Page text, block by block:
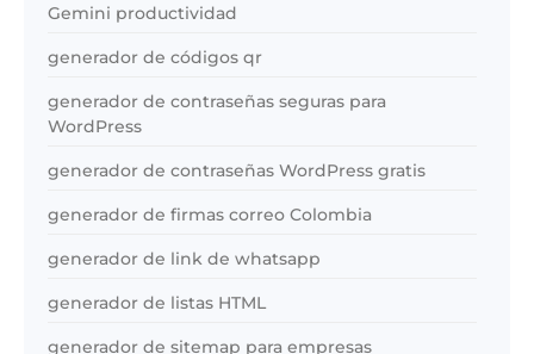
Gemini productividad
generador de códigos qr
generador de contraseñas seguras para
WordPress
generador de contraseñas WordPress gratis
generador de firmas correo Colombia
generador de link de whatsapp
generador de listas HTML
generador de sitemap para empresas